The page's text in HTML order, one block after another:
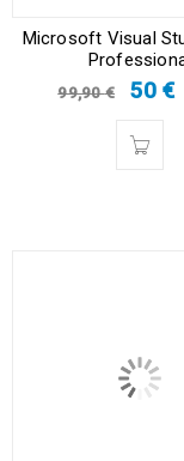
Microsoft Visual
99,90€ 50 €